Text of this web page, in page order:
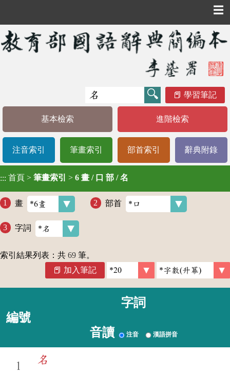
☰
學習筆記
基本檢索 進階檢索
注音索引 筆畫索引 部首索引 辭典附錄
::: 首頁 > 筆畫索引 > 6 畫 / 口 部 / 名
畫 部首
字詞
索引結果列表：共 69 筆。
加入筆記
編號
字詞
音讀 注音 漢語拼音
1
名